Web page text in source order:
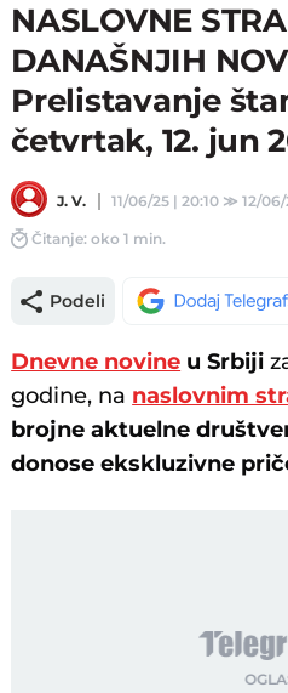
NASLOVNE
DANAŠNJIH
Prelistavanje
četvrtak, 12. jun
J. V. 11/06/25 | 20:10 ≫12/
Čitanje: oko 1 min.
Podeli
Dnevne novine u Srbiji
godine, na naslovnim
brojne aktuelne
donose ekskluzivne